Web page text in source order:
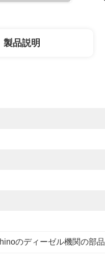
製品説明
hinoのディーゼル機関の部品